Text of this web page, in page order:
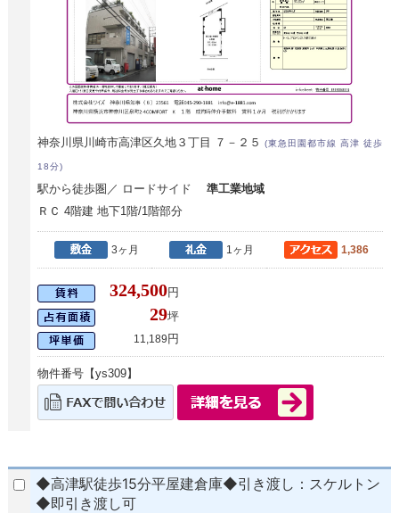
神奈川県川崎市高津区久地３丁目 ７－２５(東急田園都市線 高津 徒歩
18分)
駅から徒歩圏／ ロードサイド準工業地域
ＲＣ 4階建 地下1階/1階部分
3ヶ月 1ヶ月 1,386
324,500円
29坪
11,189円
物件番号【ys309】
◆高津駅徒歩15分平屋建倉庫◆引き渡し：スケルトン
◆即引き渡し可